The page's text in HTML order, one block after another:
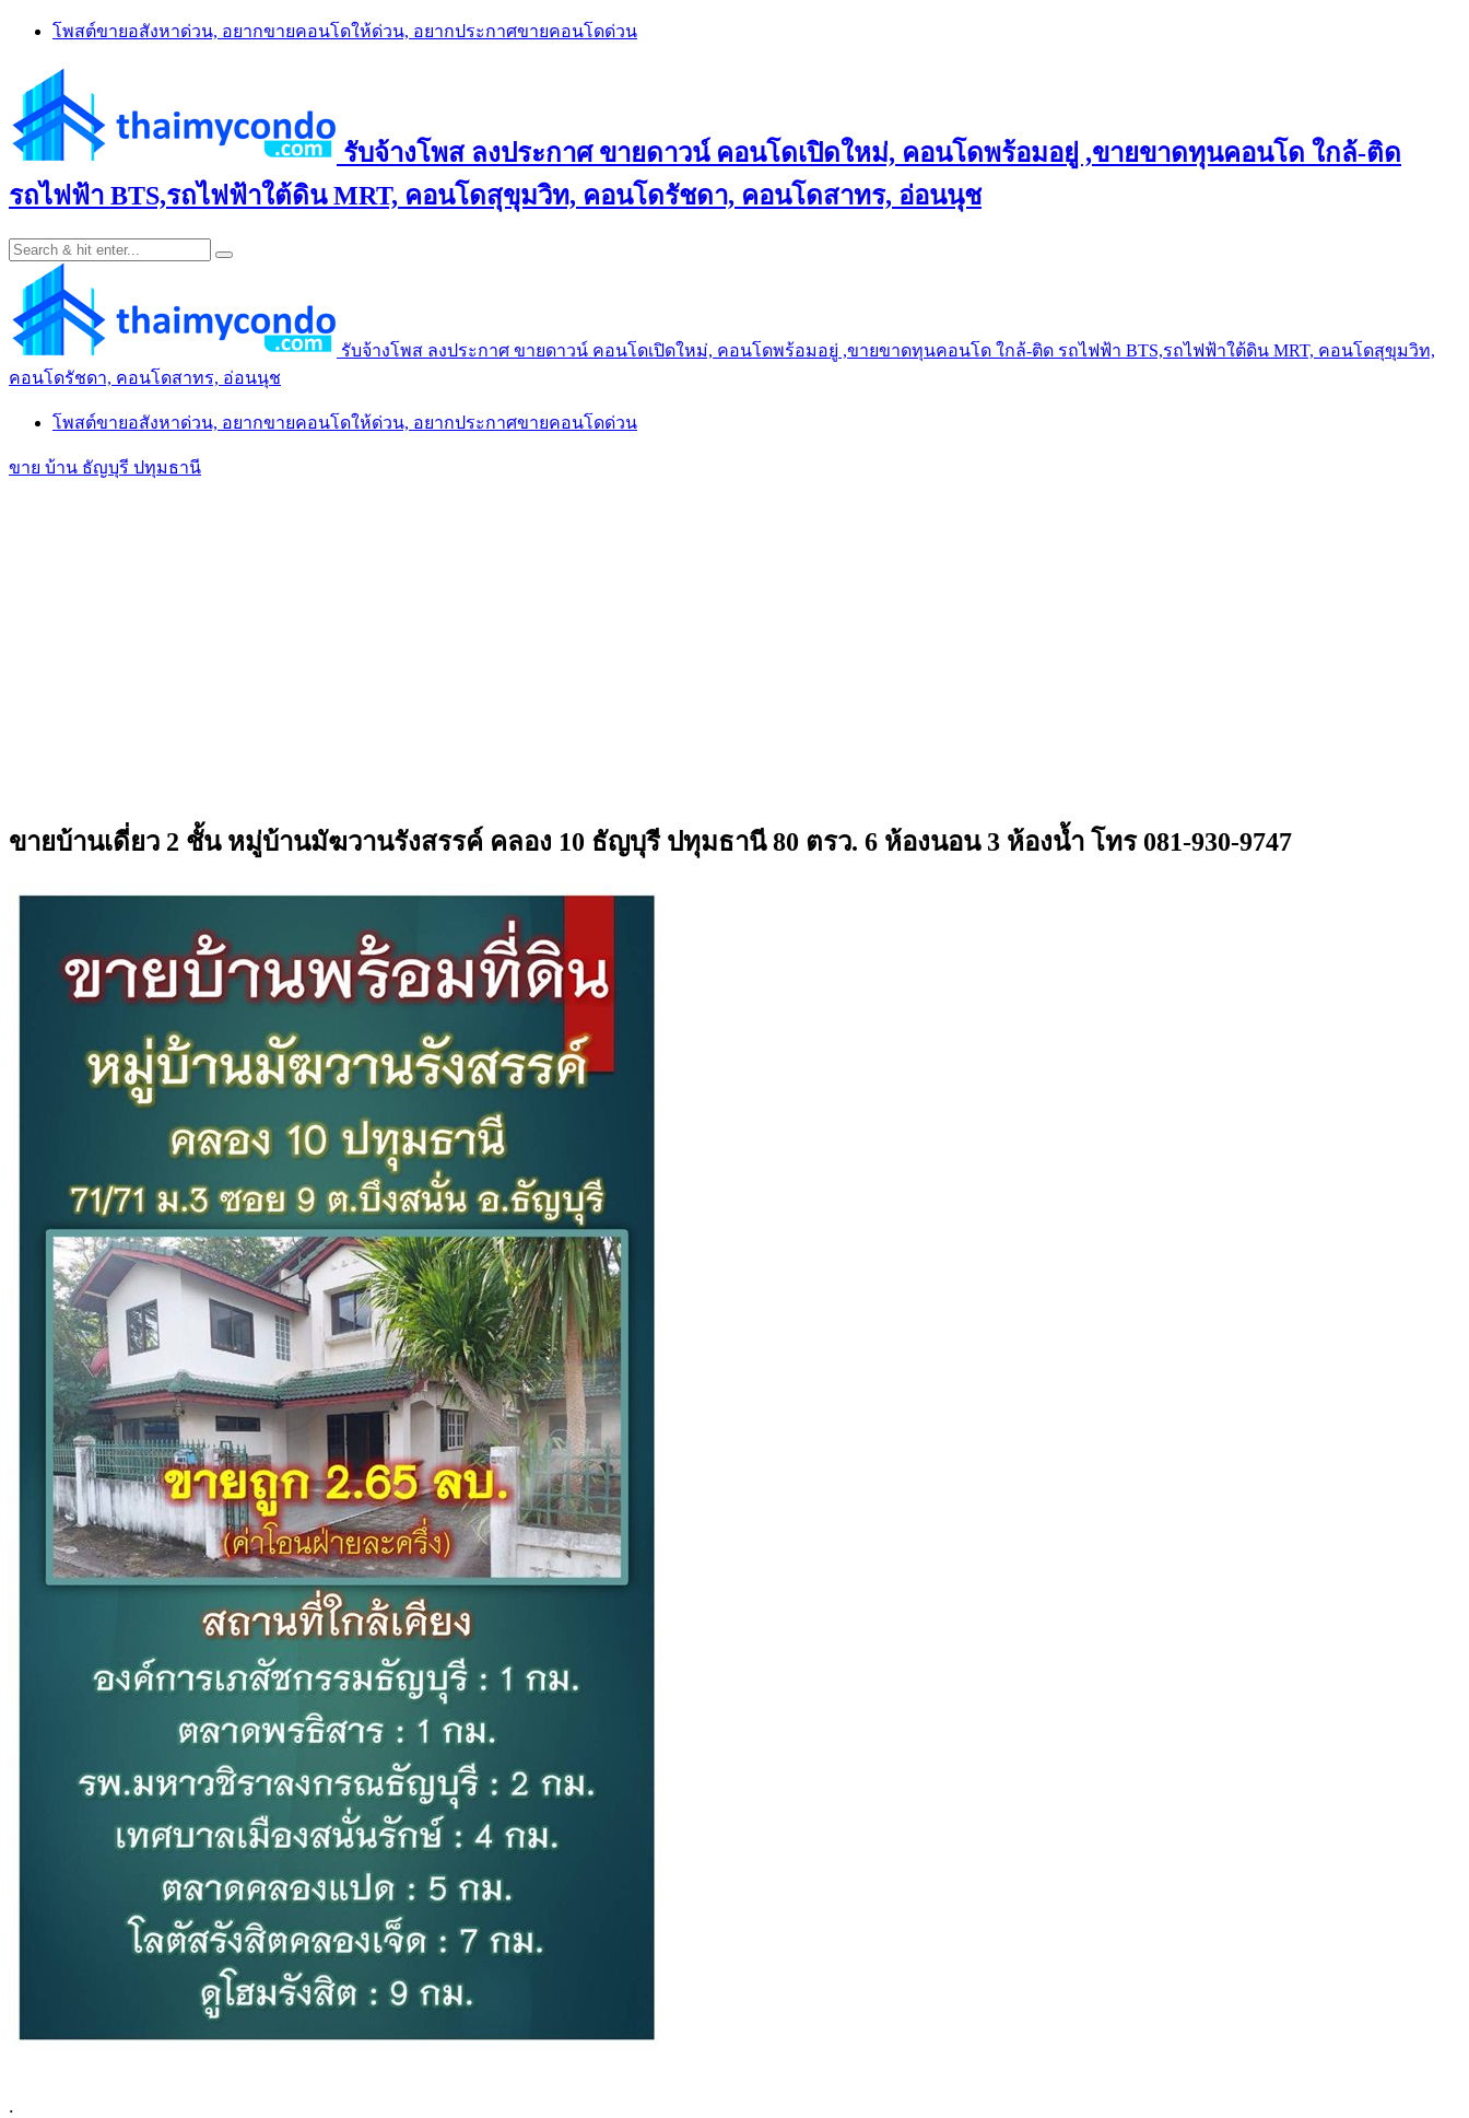
Skip
โพสต์ขายอสังหาด่วน, อยากขายคอนโดให้ด่วน, อยากประกาศขายคอนโดด่วน
รับจ้างโพส ลงประกาศ ขายดาวน์ คอนโดเปิดใหม่, คอนโดพร้อมอยู่ ,ขายขาดทุนคอนโด ใกล้-ติด
รถไฟฟ้า BTS,รถไฟฟ้าใต้ดิน MRT, คอนโดสุขุมวิท, คอนโดรัชดา, คอนโดสาทร, อ่อนนุช
รับจ้างโพส ลงประกาศ ขายดาวน์ คอนโดเปิดใหม่, คอนโดพร้อมอยู่ ,ขายขาดทุนคอนโด ใกล้-ติด รถไฟฟ้า BTS,รถไฟฟ้าใต้ดิน MRT, คอนโดสุขุมวิท,
คอนโดรัชดา, คอนโดสาทร, อ่อนนุช
โพสต์ขายอสังหาด่วน, อยากขายคอนโดให้ด่วน, อยากประกาศขายคอนโดด่วน
ขาย บ้าน ธัญบุรี ปทุมธานี
ขายบ้านเดี่ยว 2 ชั้น หมู่บ้านมัฆวานรังสรรค์ คลอง 10 ธัญบุรี ปทุมธานี 80 ตรว. 6 ห้องนอน 3 ห้องน้ำ โทร 081-930-9747
.